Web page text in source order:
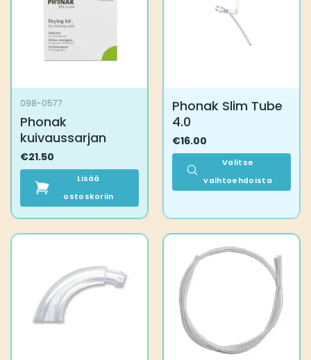
098-0577
Phonak
kuivaussarjan
€21.50
Lisää
ostoskoriin
Phonak Slim Tube
4.0
€16.00
Valitse
vaihtoehdoista
muunnelma.
Voit
tehdä
valinnat
tuotteen
sivulla.